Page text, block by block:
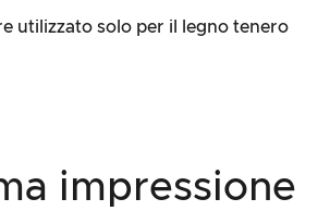
utilizzato solo per il legno tenero
impressione